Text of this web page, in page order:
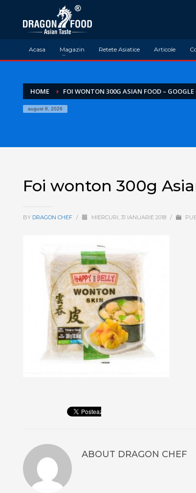
Acasa Magazin Retete Asiatice Articole
HOME FOI WONTON 300G ASIAN FOOD – GOOGLE
august 8, 2026
Foi wonton 300g
BY DRAGON CHEF / MIERCURI, 31 IANUARIE 2018 /
ABOUT DRAGON CHEF